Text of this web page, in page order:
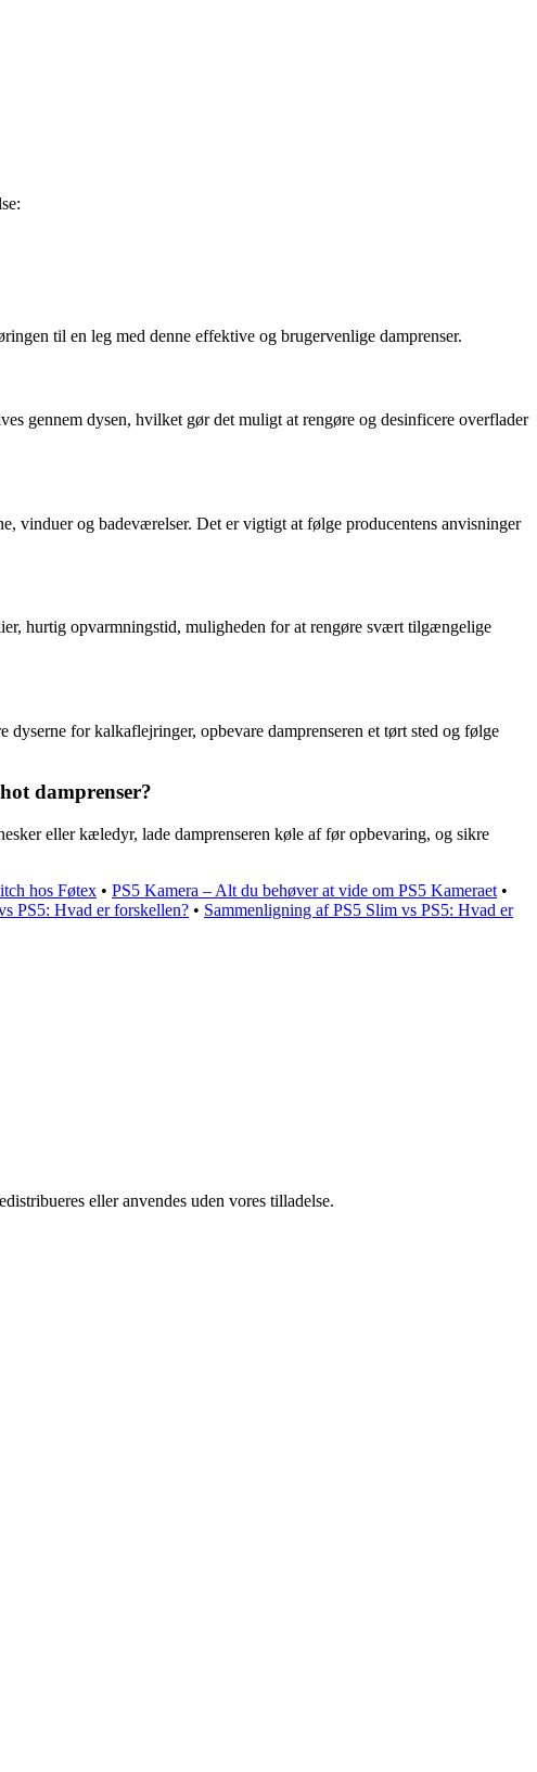
til en leg med denne effektive og brugervenlige damprenser.
gennem dysen, hvilket gør det muligt at rengøre og desinficere overflader
vinduer og badeværelser. Det er vigtigt at følge producentens anvisninger
hurtig opvarmningstid, muligheden for at rengøre svært tilgængelige
for kalkaflejringer, opbevare damprenseren et tørt sted og følge
damprenser?
eller kæledyr, lade damprenseren køle af før opbevaring, og sikre
hos Føtex • PS5 Kamera – Alt du behøver at vide om PS5 Kameraet •
PS5: Hvad er forskellen? • Sammenligning af PS5 Slim vs PS5: Hvad er
eller anvendes uden vores tilladelse.